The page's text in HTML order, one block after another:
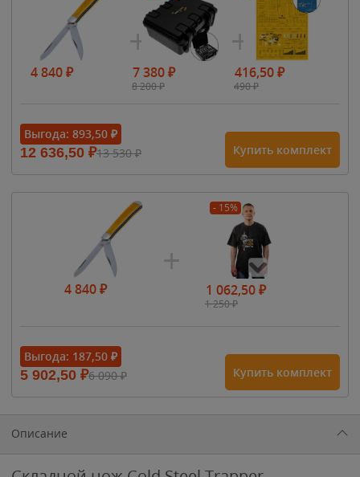
4 840₽ 7 380₽
8 200₽
416,50₽
490₽
Выгода: 893,50 ₽
12 636,50 ₽13 530₽ Купить комплект
4 840₽
- 15%
1 062,50₽
1 250₽
1 900₽1 900₽
Выгода: 187,50 ₽
5 902,50 ₽6 090₽ Купить комплект
Описание